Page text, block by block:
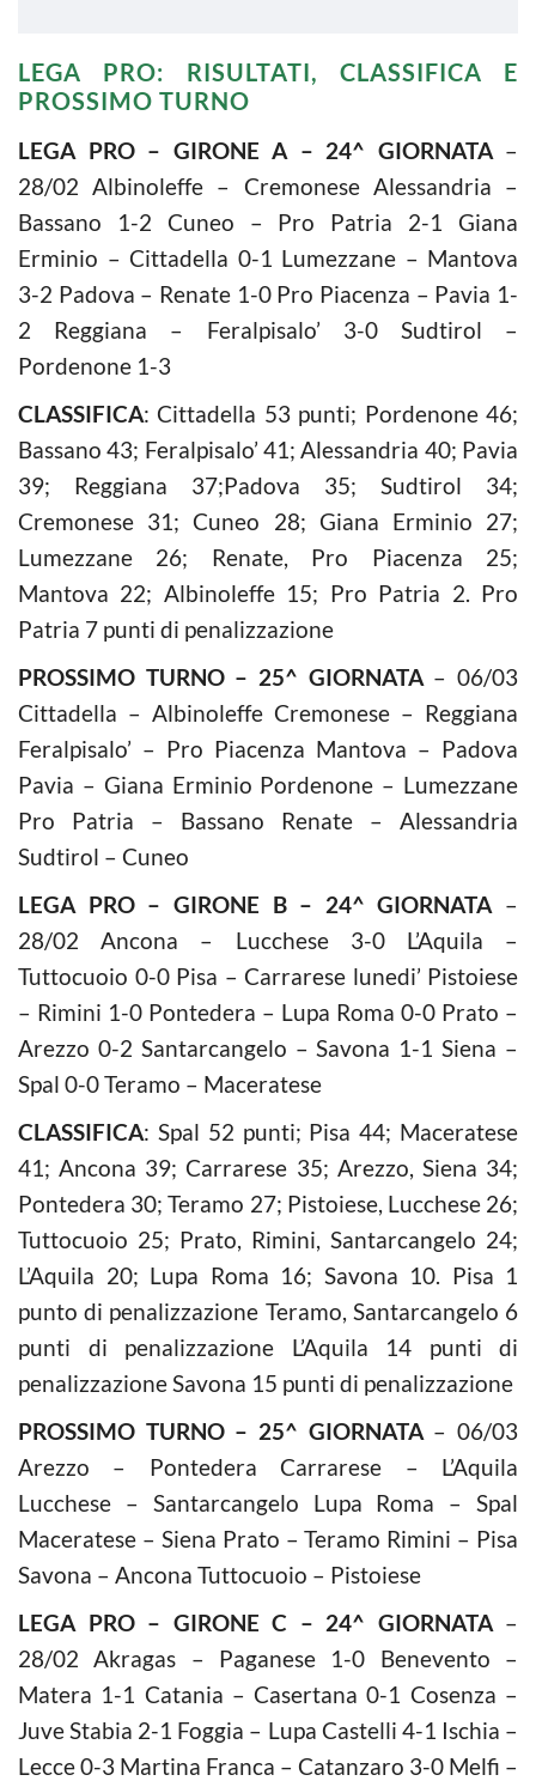
LEGA PRO: RISULTATI, CLASSIFICA E
PROSSIMO TURNO
LEGA PRO – GIRONE A – 24^ GIORNATA–
28/02 Albinoleffe – Cremonese Alessandria –
Bassano 1-2 Cuneo – Pro Patria 2-1 Giana
Erminio – Cittadella 0-1 Lumezzane – Mantova
3-2 Padova – Renate 1-0 Pro Piacenza – Pavia 1-
2 Reggiana – Feralpisalo’ 3-0 Sudtirol –
Pordenone 1-3
CLASSIFICA: Cittadella 53 punti; Pordenone 46;
Bassano 43; Feralpisalo’ 41; Alessandria 40; Pavia
39; Reggiana 37;Padova 35; Sudtirol 34;
Cremonese 31; Cuneo 28; Giana Erminio 27;
Lumezzane 26; Renate, Pro Piacenza 25;
Mantova 22; Albinoleffe 15; Pro Patria 2. Pro
Patria 7 punti di penalizzazione
PROSSIMO TURNO – 25^ GIORNATA– 06/03
Cittadella – Albinoleffe Cremonese – Reggiana
Feralpisalo’ – Pro Piacenza Mantova – Padova
Pavia – Giana Erminio Pordenone – Lumezzane
Pro Patria – Bassano Renate – Alessandria
Sudtirol – Cuneo
LEGA PRO – GIRONE B – 24^ GIORNATA –
28/02 Ancona – Lucchese 3-0 L’Aquila –
Tuttocuoio 0-0 Pisa – Carrarese lunedi’ Pistoiese
– Rimini 1-0 Pontedera – Lupa Roma 0-0 Prato –
Arezzo 0-2 Santarcangelo – Savona 1-1 Siena –
Spal 0-0 Teramo – Maceratese
CLASSIFICA: Spal 52 punti; Pisa 44; Maceratese
41; Ancona 39; Carrarese 35; Arezzo, Siena 34;
Pontedera 30; Teramo 27; Pistoiese, Lucchese 26;
Tuttocuoio 25; Prato, Rimini, Santarcangelo 24;
L’Aquila 20; Lupa Roma 16; Savona 10. Pisa 1
punto di penalizzazione Teramo, Santarcangelo 6
punti di penalizzazione L’Aquila 14 punti di
penalizzazione Savona 15 punti di penalizzazione
PROSSIMO TURNO – 25^ GIORNATA– 06/03
Arezzo – Pontedera Carrarese – L’Aquila
Lucchese – Santarcangelo Lupa Roma – Spal
Maceratese – Siena Prato – Teramo Rimini – Pisa
Savona – Ancona Tuttocuoio – Pistoiese
LEGA PRO – GIRONE C – 24^ GIORNATA–
28/02 Akragas – Paganese 1-0 Benevento –
Matera 1-1 Catania – Casertana 0-1 Cosenza –
Juve Stabia 2-1 Foggia – Lupa Castelli 4-1 Ischia –
Lecce 0-3 Martina Franca – Catanzaro 3-0 Melfi –